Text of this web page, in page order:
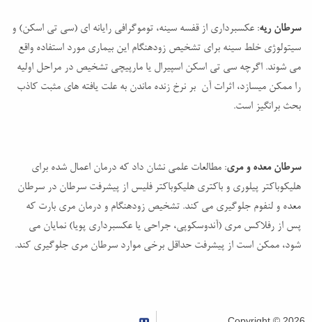
سرطان ریه: عکسبرداری از قفسه سینه، توموگرافی رایانه ای (سی تی اسکن) و
سیتولوژی خلط سینه برای تشخیص زودهنگام این بیماری مورد استفاده واقع
می شوند. اگرچه سی تی اسکن اسپیرال یا مارپیچی تشخیص در مراحل اولیه
را ممکن میسازد، اثرات آن بر نرخ زنده ماندن به علت یافته های مثبت کاذب
بحث برانگیز است.
سرطان معده و مری: مطالعات علمی نشان داد که درمان اعمال شده برای
هلیکوباکتر پیلوری و باکتری هلیکوباکتر فلیس از پیشرفت سرطان در سرطان
معده و لنفوم جلوگیری می کند. تشخیص زودهنگام و درمان مری بارت که
پس از رفلاکس مری (آندوسکوپی، جراحی یا عکسبرداری پویا) نمایان می
شود، ممکن است از پیشرفت حداقل برخی موارد سرطان مری جلوگیری کند.